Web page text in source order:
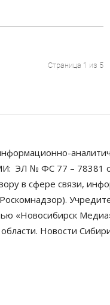
Страница 1 из 5
ЭЛ № ФС 77 – 78381
в сфере связи,
«Новосибирск
Новости